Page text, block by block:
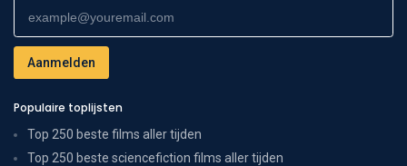
Populaire toplijsten
Top 250 beste films aller tijden
Top 250 beste sciencefiction films aller tijden